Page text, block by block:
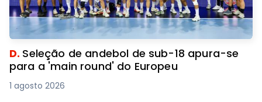
D. Seleção de andebol de sub-18 apura-se
para a 'main round' do Europeu
1 agosto 2026